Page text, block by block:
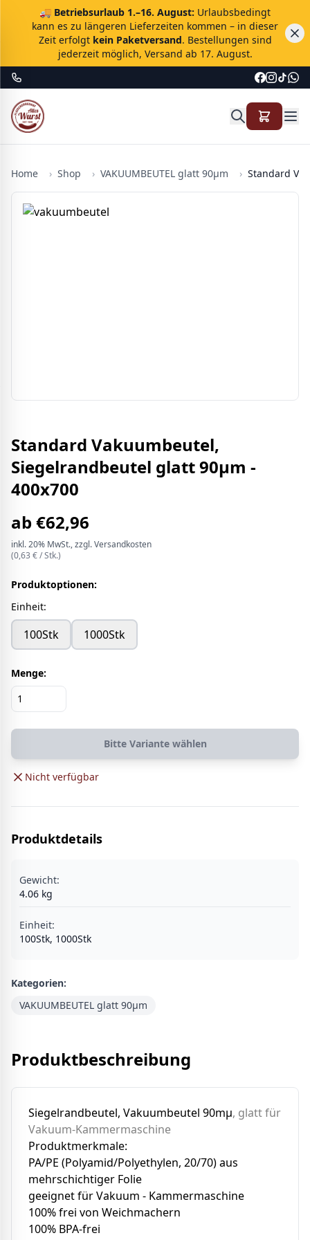
🚚 Betriebsurlaub 1.–16. August: Urlaubsbedingt
kann es zu längeren Lieferzeiten kommen – in dieser
Zeit erfolgt kein Paketversand. Bestellungen sind
jederzeit möglich, Versand ab 17. August.
Home › Shop › VAKUUMBEUTEL glatt 90µm › Standard
Standard Vakuumbeutel,
Siegelrandbeutel glatt 90µm -
400x700
ab€62,96
inkl.20% MwSt., zzgl. Versandkosten
(0,63 € /Stk.)
Produktoptionen:
Einheit:
100Stk 1000Stk
Menge:
Bitte Variante wählen
Nicht verfügbar
Produktdetails
Gewicht:
4.06 kg
Einheit:
100Stk, 1000Stk
Kategorien:
VAKUUMBEUTEL glatt 90µm
Produktbeschreibung
Siegelrandbeutel, Vakuumbeutel 90mµ, glatt für
Vakuum-Kammermaschine
Produktmerkmale:
PA/PE (Polyamid/Polyethylen, 20/70) aus
mehrschichtiger Folie
geeignet für Vakuum - Kammermaschine
100% frei von Weichmachern
100% BPA-frei